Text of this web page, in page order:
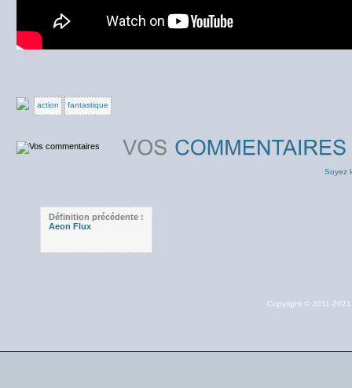
action fantastique
Soyez
Définition précédente :
Aeon Flux
Copyright © 2011-